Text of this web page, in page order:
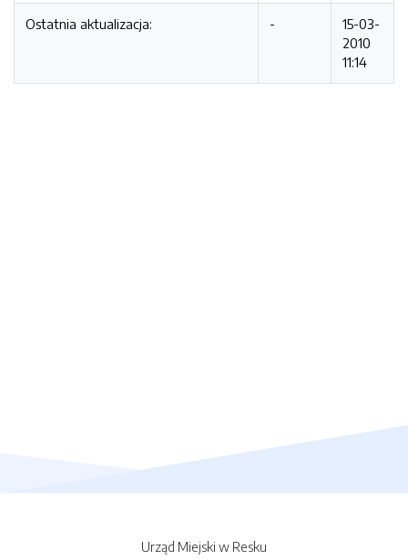
Ostatnia aktualizacja: -
15-03-
2010
11:14
Urząd Miejski w Resku